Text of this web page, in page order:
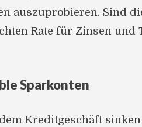
auszuprobieren. Sind
Rate für Zinsen
Sparkonten
Kreditgeschäft